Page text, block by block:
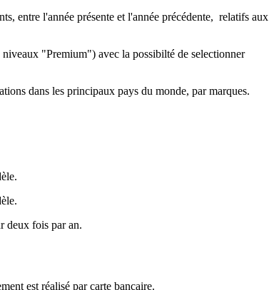
entre l'année présente et l'année précédente, relatifs aux
niveaux "Premium") avec la possibilté de selectionner
dans les principaux pays du monde, par marques.
deux fois par an.
est réalisé par carte bancaire.